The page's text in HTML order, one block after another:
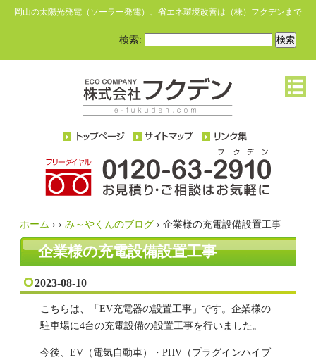
岡山の太陽光発電（ソーラー発電）、省エネ環境改善は（株）フクデンまで
検索:
ホーム › › み～やくんのブログ › 企業様の充電設備設置工事
企業様の充電設備設置工事
2023-08-10
こちらは、「EV充電器の設置工事」です。企業様の
駐車場に4台の充電設備の設置工事を行いました。
今後、EV（電気自動車）・PHV（プラグインハイブ